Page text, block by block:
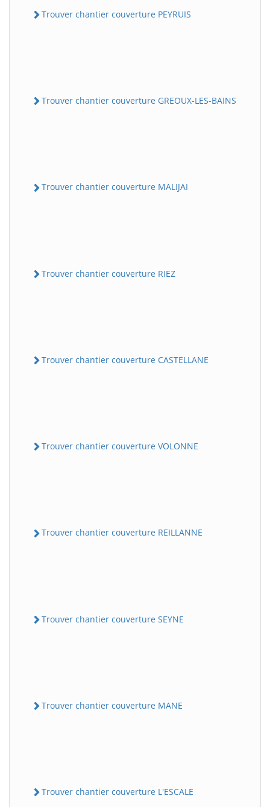
Trouver chantier couverture PEYRUIS
Trouver chantier couverture GREOUX-LES-BAINS
Trouver chantier couverture MALIJAI
Trouver chantier couverture RIEZ
Trouver chantier couverture CASTELLANE
Trouver chantier couverture VOLONNE
Trouver chantier couverture REILLANNE
Trouver chantier couverture SEYNE
Trouver chantier couverture MANE
Trouver chantier couverture L'ESCALE